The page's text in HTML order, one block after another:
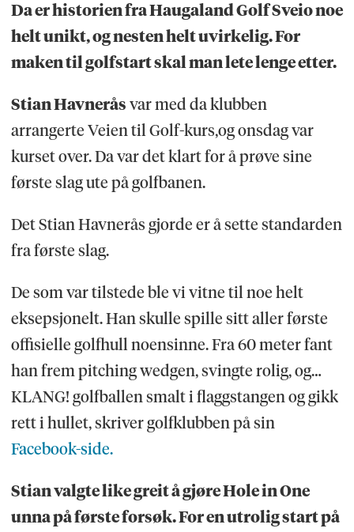
Da er historien fra Haugaland Golf Sveio noe
helt unikt, og nesten helt uvirkelig. For
maken til golfstart skal man lete lenge etter.
Stian Havnerås var med da klubben
arrangerte Veien til Golf-kurs,og onsdag var
kurset over. Da var det klart for å prøve sine
første slag ute på golfbanen.
Det Stian Havnerås gjorde er å sette standarden
fra første slag.
De som var tilstede ble vi vitne til noe helt
eksepsjonelt. Han skulle spille sitt aller første
offisielle golfhull noensinne. Fra 60 meter fant
han frem pitching wedgen, svingte rolig, og…
KLANG! golfballen smalt i flaggstangen og gikk
rett i hullet, skriver golfklubben på sin
Facebook-side.
Stian valgte like greit å gjøre Hole in One
unna på første forsøk. For en utrolig start på